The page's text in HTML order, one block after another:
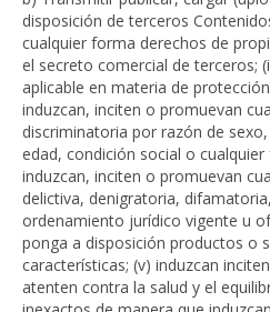
disposición de terceros
cualquier forma derechos de
el secreto comercial de terceros;
aplicable en materia de
induzcan, inciten o promuevan
discriminatoria por razón de
edad, condición social o
induzcan, inciten o promuevan
delictiva, denigratoria,
ordenamiento jurídico vigente u
ponga a disposición productos o
características; (v) induzcan
atenten contra la salud y el